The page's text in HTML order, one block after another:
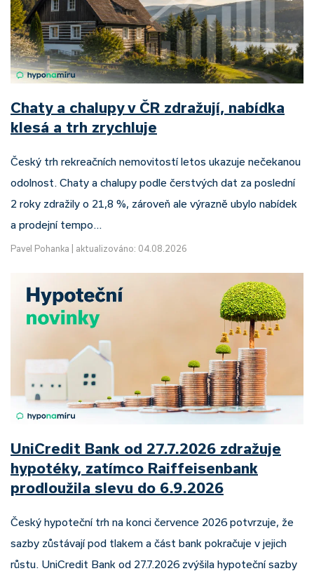
Chaty a chalupy v ČR zdražují, nabídka
klesá a trh zrychluje
Český trh rekreačních nemovitostí letos ukazuje nečekanou
odolnost. Chaty a chalupy podle čerstvých dat za poslední
2 roky zdražily o 21,8 %, zároveň ale výrazně ubylo nabídek
a prodejní tempo…
Pavel Pohanka aktualizováno: 04.08.2026
UniCredit Bank od 27.7.2026 zdražuje
hypotéky, zatímco Raiffeisenbank
prodloužila slevu do 6.9.2026
Český hypoteční trh na konci července 2026 potvrzuje, že
sazby zůstávají pod tlakem a část bank pokračuje v jejich
růstu. UniCredit Bank od 27.7.2026 zvýšila hypoteční sazby